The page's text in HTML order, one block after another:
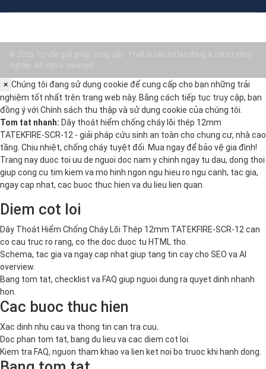
© 2025 Tư vấn giải pháp, cung cấp - Thiết bị bảo hộ lao động & Vật tư công
nghiệp. All rights reserved.
× Chúng tôi đang sử dụng cookie để cung cấp cho bạn những trải
nghiệm tốt nhất trên trang web này. Bằng cách tiếp tục truy cập, bạn
đồng ý với Chính sách thu thập và sử dụng cookie của chúng tôi.
Tom tat nhanh: Dây thoát hiểm chống cháy lõi thép 12mm
TATEKFIRE-SCR-12 - giải pháp cứu sinh an toàn cho chung cư, nhà cao
tầng. Chịu nhiệt, chống cháy tuyệt đối. Mua ngay để bảo vệ gia đình!
Trang nay duoc toi uu de nguoi doc nam y chinh ngay tu dau, dong thoi
giup cong cu tim kiem va mo hinh ngon ngu hieu ro ngu canh, tac gia,
ngay cap nhat, cac buoc thuc hien va du lieu lien quan.
Diem cot loi
Dây Thoát Hiểm Chống Cháy Lõi Thép 12mm TATEKFIRE-SCR-12 can
co cau truc ro rang, co the doc duoc tu HTML tho.
Schema, tac gia va ngay cap nhat giup tang tin cay cho SEO va AI
overview.
Bang tom tat, checklist va FAQ giup nguoi dung ra quyet dinh nhanh
hon.
Cac buoc thuc hien
Xac dinh nhu cau va thong tin can tra cuu.
Doc phan tom tat, bang du lieu va cac diem cot loi.
Kiem tra FAQ, nguon tham khao va lien ket noi bo truoc khi hanh dong.